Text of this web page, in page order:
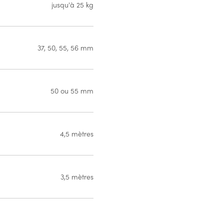
jusqu'à 25 kg
37, 50, 55, 56 mm
50 ou 55 mm
4,5 mètres
3,5 mètres